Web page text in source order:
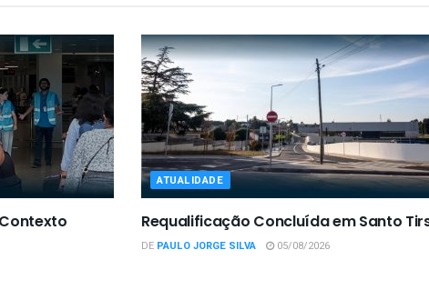
ATUALIDADE
Requalificação Concluída em Santo
DE PAULO JORGE SILVA 05/08/2026